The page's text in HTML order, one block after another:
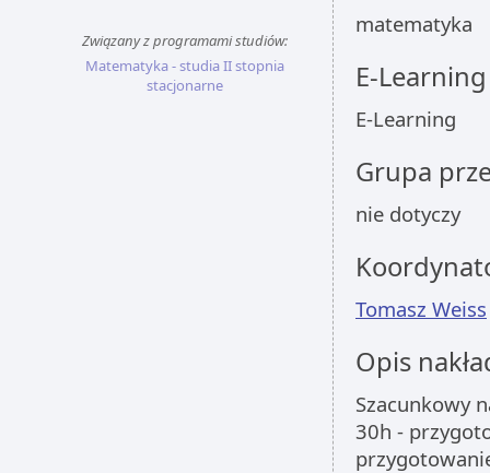
Związany z programami studiów:
Matematyka - studia II stopnia
stacjonarne
matematyka
E-Learning
E-Learning
Grupa
nie dotyczy
Tomasz Weiss
Opis
Szacunkowy
30h -